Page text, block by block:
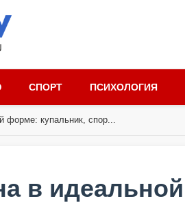
СПОРТ ПСИХОЛОГИЯ
форме: купальник, спор...
в